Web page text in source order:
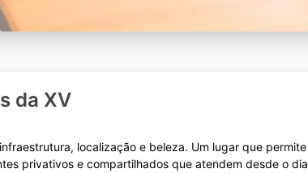
da XV
localização e beleza. Um lugar que permite
privativos e compartilhados que atendem desde o dia